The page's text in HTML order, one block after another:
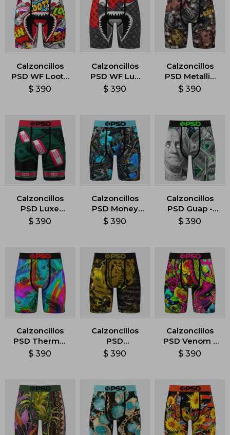
Calzoncillos
PSD WF Loot -
Multicolor
$ 390
Calzoncillos
PSD WF Lux
Drip -
$ 390
Calzoncillos
PSD Metallic
Benjis -
$ 390
Calzoncillos
PSD Luxe
Money Sport -
$ 390
Calzoncillos
PSD Money
Tide -
$ 390
Calzoncillos
PSD Guap -
Multicolor
$ 390
Calzoncillos
PSD Thermal
Signs -
$ 390
Calzoncillos
PSD
Thunderkat -
$ 390
Calzoncillos
PSD Venom -
Multicolor
$ 390